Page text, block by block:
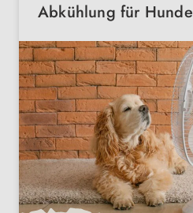
Abkühlung für Hunde